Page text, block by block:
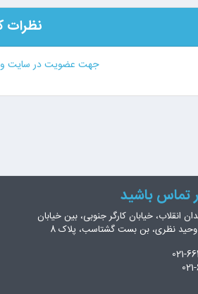
نظرات
جهت عضویت در سایت و
تماس باشید
انقلاب، خیابان کارگر جنوبی، بین خیابان
وحید نظری، بن بست گشتاسب، پلاک 8
021-